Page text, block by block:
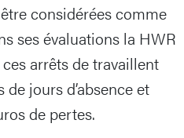
considérées comme
ses évaluations la HWR
arrêts de travaillent
jours d’absence et
de pertes.